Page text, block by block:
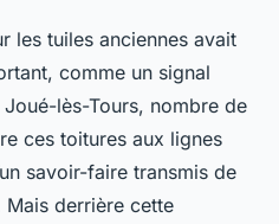
les tuiles anciennes avait
comme un signal
Joué-lès-Tours, nombre de
ces toitures aux lignes
savoir-faire transmis de
derrière cette